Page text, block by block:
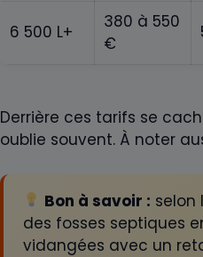
6 500 L+
380 à 550
€
Derrière ces tarifs se
oublie souvent. À noter
Bon à savoir : selon
des fosses septiques
vidangées avec un